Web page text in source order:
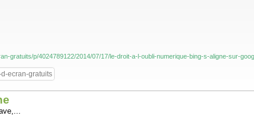
gratuits/p/4024789122/2014/07/17/le-droit-a-l-oubli-numerique-bing-s-aligne-sur-
ecran-gratuits